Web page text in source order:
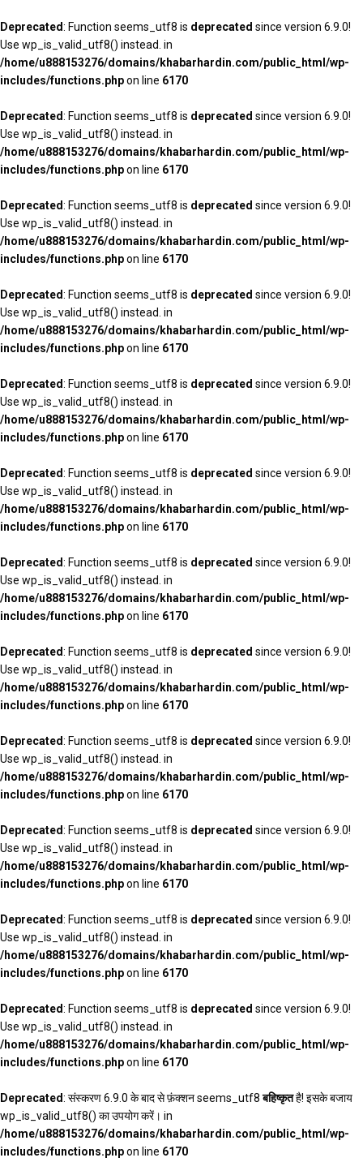
Deprecated: Function seems_utf8 is deprecated since version 6.9.0!
Use wp_is_valid_utf8() instead. in
/home/u888153276/domains/khabarhardin.com/public_html/wp-
includes/functions.phpon line 6170
Deprecated: Function seems_utf8 is deprecated since version 6.9.0!
Use wp_is_valid_utf8() instead. in
/home/u888153276/domains/khabarhardin.com/public_html/wp-
includes/functions.phpon line 6170
Deprecated: Function seems_utf8 is deprecated since version 6.9.0!
Use wp_is_valid_utf8() instead. in
/home/u888153276/domains/khabarhardin.com/public_html/wp-
includes/functions.phpon line 6170
Deprecated: Function seems_utf8 is deprecated since version 6.9.0!
Use wp_is_valid_utf8() instead. in
/home/u888153276/domains/khabarhardin.com/public_html/wp-
includes/functions.phpon line 6170
Deprecated: Function seems_utf8 is deprecated since version 6.9.0!
Use wp_is_valid_utf8() instead. in
/home/u888153276/domains/khabarhardin.com/public_html/wp-
includes/functions.phpon line 6170
Deprecated: Function seems_utf8 is deprecated since version 6.9.0!
Use wp_is_valid_utf8() instead. in
/home/u888153276/domains/khabarhardin.com/public_html/wp-
includes/functions.phpon line 6170
Deprecated: Function seems_utf8 is deprecated since version 6.9.0!
Use wp_is_valid_utf8() instead. in
/home/u888153276/domains/khabarhardin.com/public_html/wp-
includes/functions.phpon line 6170
Deprecated: Function seems_utf8 is deprecated since version 6.9.0!
Use wp_is_valid_utf8() instead. in
/home/u888153276/domains/khabarhardin.com/public_html/wp-
includes/functions.phpon line 6170
Deprecated: Function seems_utf8 is deprecated since version 6.9.0!
Use wp_is_valid_utf8() instead. in
/home/u888153276/domains/khabarhardin.com/public_html/wp-
includes/functions.phpon line 6170
Deprecated: Function seems_utf8 is deprecated since version 6.9.0!
Use wp_is_valid_utf8() instead. in
/home/u888153276/domains/khabarhardin.com/public_html/wp-
includes/functions.phpon line 6170
Deprecated: Function seems_utf8 is deprecated since version 6.9.0!
Use wp_is_valid_utf8() instead. in
/home/u888153276/domains/khabarhardin.com/public_html/wp-
includes/functions.phpon line 6170
Deprecated: Function seems_utf8 is deprecated since version 6.9.0!
Use wp_is_valid_utf8() instead. in
/home/u888153276/domains/khabarhardin.com/public_html/wp-
includes/functions.phpon line 6170
Deprecated: संस्करण 6.9.0 के बाद से फ़ंक्शन seems_utf8बहिष्कृतहै! इसके बजाय
wp_is_valid_utf8() का उपयोग करें। in
/home/u888153276/domains/khabarhardin.com/public_html/wp-
includes/functions.phpon line 6170